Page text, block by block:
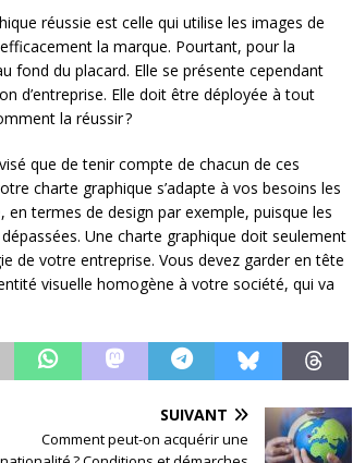
réussie est celle qui utilise les images de
la marque. Pourtant, pour la
fond du placard. Elle se présente cependant
d’entreprise. Elle doit être déployée à tout
la réussir ?
que de tenir compte de chacun de ces
charte graphique s’adapte à vos besoins les
en termes de design par exemple, puisque les
Une charte graphique doit seulement
de votre entreprise. Vous devez garder en tête
visuelle homogène à votre société, qui va
SUIVANT
Comment peut-on acquérir une